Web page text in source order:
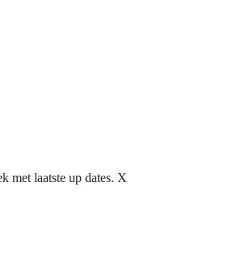
met laatste up dates. X